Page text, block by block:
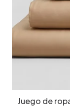
Juego de